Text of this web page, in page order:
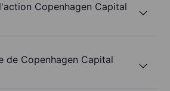
Copenhagen Capital
de Copenhagen Capital